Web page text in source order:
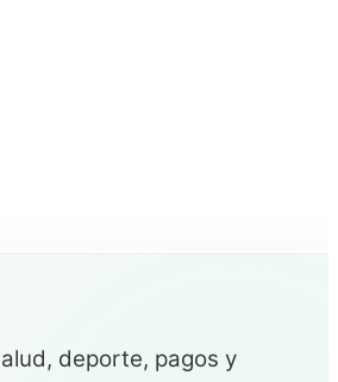
deporte, pagos y